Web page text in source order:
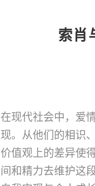
索肖
在现代社会中，爱
现。从他们的相识
价值观上的差异使
间和精力去维护这